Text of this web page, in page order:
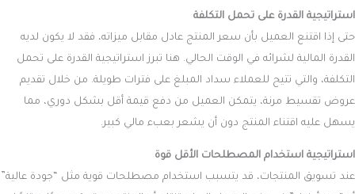
استراتيجية القدرة على تحمل التكلفة
حتى إذا اقتنع العميل بأن سعر المنتج عادل مقابل ميزاته، فقد لا يكون لديه
القدرة المالية لشرائه في الوقت الحالي. هنا تبرز استراتيجية القدرة على تحمل
التكلفة، والتي تتيح للعملاء سداد المبلغ على فترات طويلة. من خلال تقديم
عروض تقسيط مرنة، يتمكن العميل من دفع قيمة أقل بشكل دوري، مما
يسهل عليه اقتناء المنتج دون أن يشعر بعبء مالي كبير.
استراتيجية استخدام المصطلحات الأقل قوة
عند تسويق المنتجات، قد يتسبب استخدام مصطلحات قوية مثل “جودة عالية”